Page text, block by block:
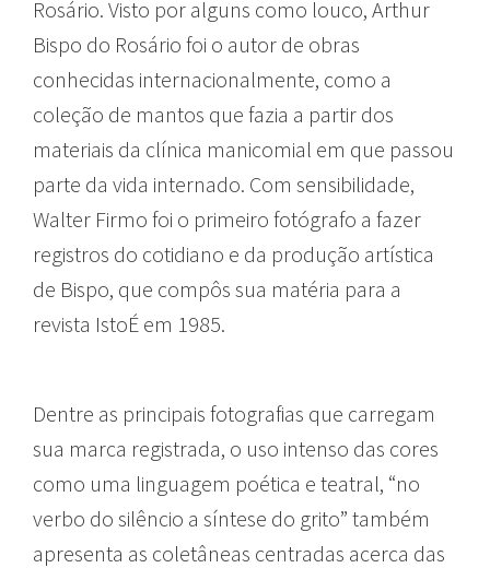
Rosário. Visto por alguns como louco, Arthur
Bispo do Rosário foi o autor de obras
conhecidas internacionalmente, como a
coleção de mantos que fazia a partir dos
materiais da clínica manicomial em que passou
parte da vida internado. Com sensibilidade,
Walter Firmo foi o primeiro fotógrafo a fazer
registros do cotidiano e da produção artística
de Bispo, que compôs sua matéria para a
revista IstoÉ em 1985.
Dentre as principais fotografias que carregam
sua marca registrada, o uso intenso das cores
como uma linguagem poética e teatral, “no
verbo do silêncio a síntese do grito” também
apresenta as coletâneas centradas acerca das